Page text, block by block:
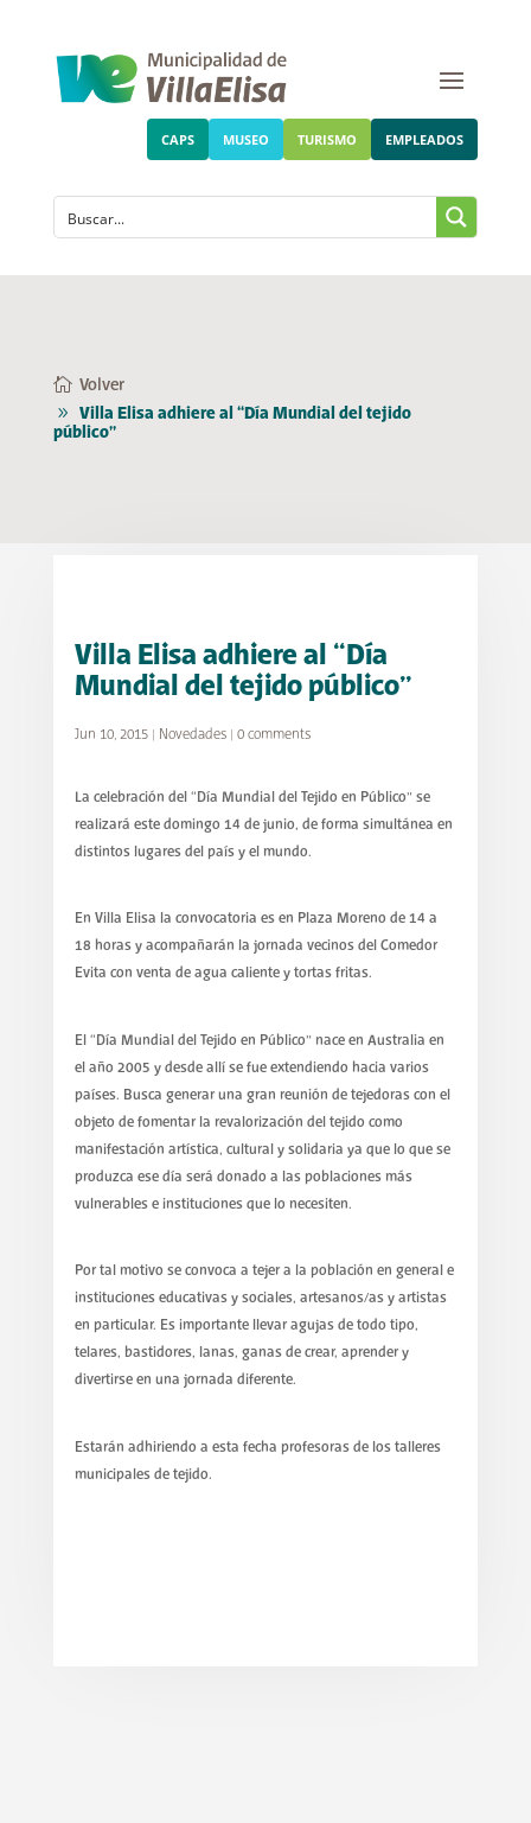
CAPS MUSEO TURISMO EMPLEADOS
Volver
Villa Elisa adhiere al “Día Mundial del tejido
público”
Villa Elisa adhiere al “Día
Mundial del tejido público”
Jun 10, 2015| Novedades| 0 comments
La celebración del “Día Mundial del Tejido en Público” se
realizará este domingo 14 de junio, de forma simultánea en
distintos lugares del país y el mundo.
En Villa Elisa la convocatoria es en Plaza Moreno de 14 a
18 horas y acompañarán la jornada vecinos del Comedor
Evita con venta de agua caliente y tortas fritas.
El “Día Mundial del Tejido en Público” nace en Australia en
el año 2005 y desde allí se fue extendiendo hacia varios
países. Busca generar una gran reunión de tejedoras con el
objeto de fomentar la revalorización del tejido como
manifestación artística, cultural y solidaria ya que lo que se
produzca ese día será donado a las poblaciones más
vulnerables e instituciones que lo necesiten.
Por tal motivo se convoca a tejer a la población en general e
instituciones educativas y sociales, artesanos/as y artistas
en particular. Es importante llevar agujas de todo tipo,
telares, bastidores, lanas, ganas de crear, aprender y
divertirse en una jornada diferente.
Estarán adhiriendo a esta fecha profesoras de los talleres
municipales de tejido.